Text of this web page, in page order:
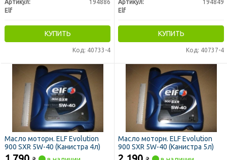
Артикул:
194886
Elf
КУПИТЬ
Код: 40733-4
Артикул:
194849
Elf
КУПИТЬ
Код: 40737-4
Масло моторн. ELF Evolution
900 SXR 5W-40 (Канистра 4л)
Масло моторн. ELF Evolution
900 SXR 5W-40 (Канистра 5л)